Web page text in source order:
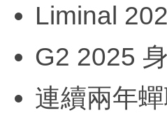
Liminal
G2 2025
連續兩年